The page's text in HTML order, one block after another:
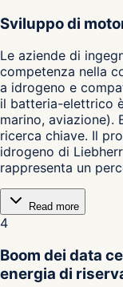
Sviluppo di
Le aziende di
competenza nella
a idrogeno e
il batteria-elettrico
marino, aviazione).
ricerca chiave. Il
idrogeno di
rappresenta un
Read more
4
Boom dei data
energia di